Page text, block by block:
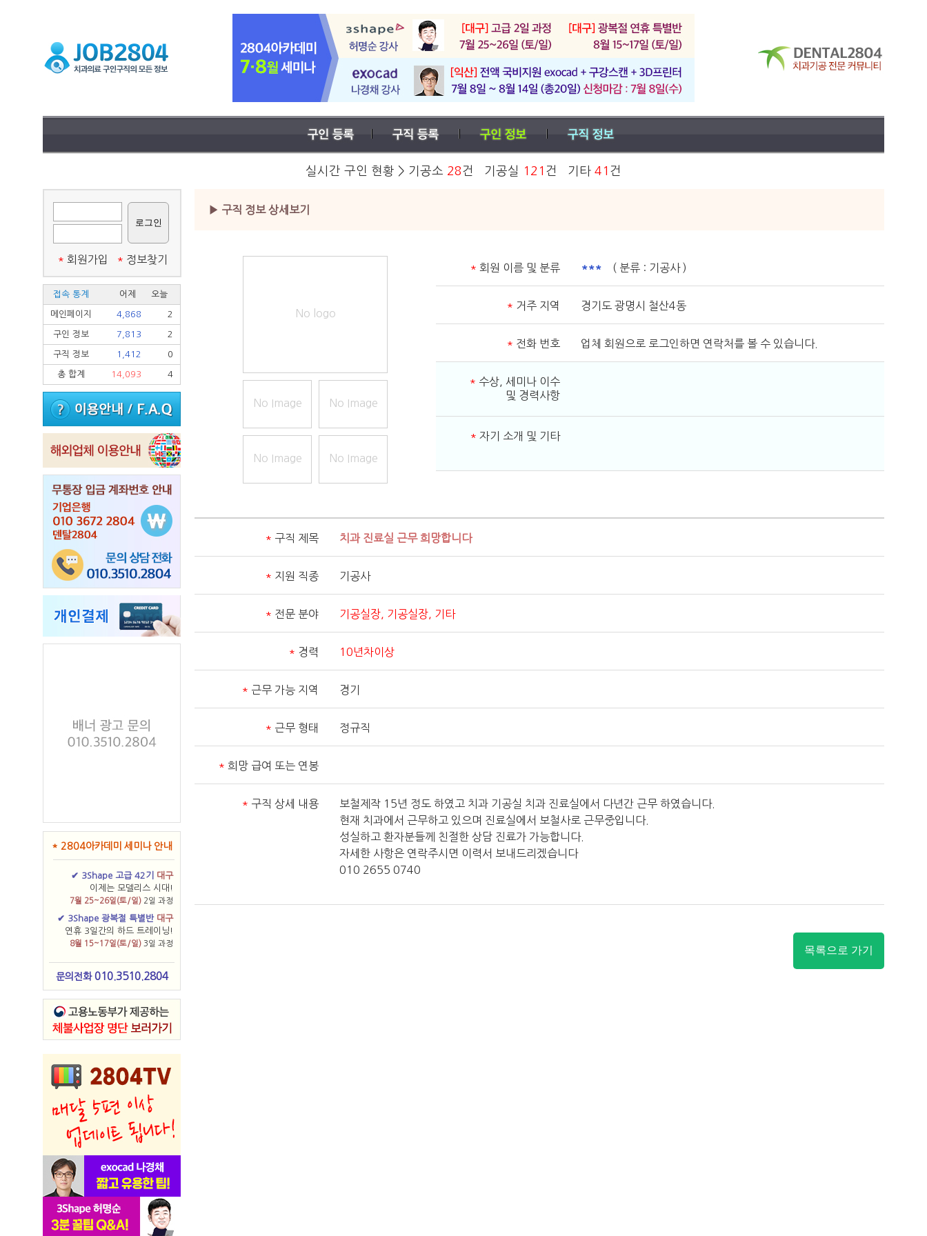
실시간 구인 현황 > 기공소 28건 기공실 121 건 기타 41 건
* 회원가입 * 정보찾기
접속 통계 어제 오늘
메인페이지 4,868 2
구인 정보 7,813 2
구직 정보 1,412 0
총 합계 14,093 4
* 2804아카데미 세미나 안내
✔ 3Shape 고급 42기 대구
이제는 모델리스 시대!
7월 25~26일(토/일) 2일 과정
✔ 3Shape 광복절 특별반 대구
연휴 3일간의 하드 트레이닝!
8월 15~17일(토/일) 3일 과정
문의전화 010.3510.2804
▶ 구직 정보 상세보기
No logo
No Image No Image
No Image No Image
* 회원 이름 및 분류 *** ( 분류 : 기공사 )
* 거주 지역 경기도 광명시 철산4동
* 전화 번호 업체 회원으로 로그인하면 연락처를 볼 수 있습니다.
* 수상, 세미나 이수
및 경력사항
* 자기 소개 및 기타
* 구직 제목 치과 진료실 근무 희망합니다
* 지원 직종 기공사
* 전문 분야 기공실장, 기공실장, 기타
* 경력 10년차이상
* 근무 가능 지역 경기
* 근무 형태 정규직
* 희망 급여 또는 연봉
* 구직 상세 내용
보철제작 15년 정도 하였고 치과 기공실 치과 진료실에서 다년간 근무 하였습니다.
현재 치과에서 근무하고 있으며 진료실에서 보철사로 근무중입니다.
성실하고 환자분들께 친절한 상담 진료가 가능합니다.
자세한 사항은 연락주시면 이력서 보내드리겠습니다
010 2655 0740